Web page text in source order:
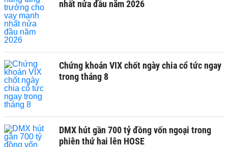
nhất nửa đầu năm 2026
Chứng khoán VIX chốt ngày chia cổ tức ngay
trong tháng 8
DMX hút gần 700 tỷ đồng vốn ngoại trong
phiên thứ hai lên HOSE